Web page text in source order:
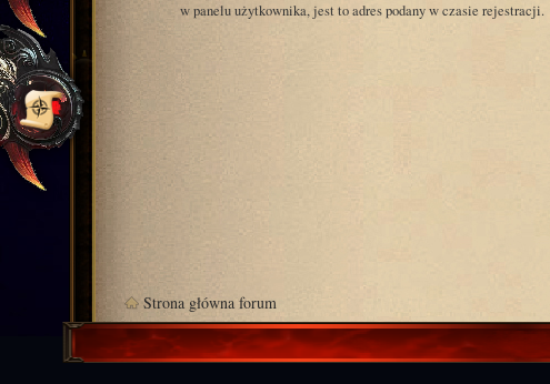
w panelu użytkownika, jest to adres podany w czasie rejestracji.
Strona główna forum